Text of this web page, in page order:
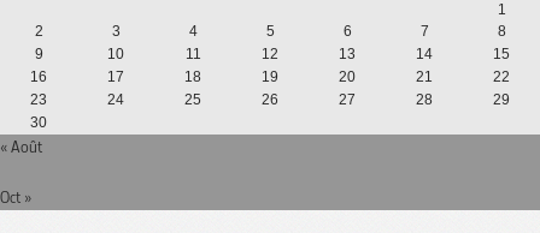
1
2
3 4 5 6 7
8
9
10 11 12 13 14
15
16
17 18 19 20 21
22
23
24 25 26 27 28
29
30
« Août
Oct »